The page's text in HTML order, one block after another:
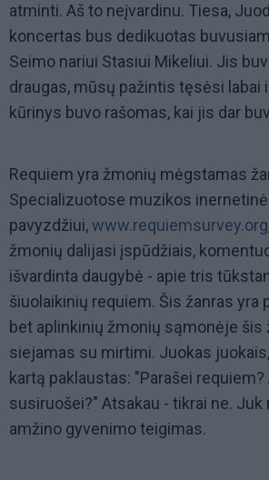
atminti. Aš to neįvardinu. Tiesa,
koncertas bus dedikuotas
Seimo nariui Stasiui Mikeliui. Jis
draugas, mūsų pažintis tęsėsi labai
kūrinys buvo rašomas, kai jis dar
Requiem yra žmonių mėgstamas
Specializuotose muzikos
pavyzdžiui,www.requiemsurvey.org
žmonių dalijasi įspūdžiais,
išvardinta daugybė - apie tris
šiuolaikinių requiem. Šis žanras yra
bet aplinkinių žmonių sąmonėje šis
siejamas su mirtimi. Juokas
kartą paklaustas: "Parašei
susiruošei?" Atsakau - tikrai ne. Juk
amžino gyvenimo teigimas.